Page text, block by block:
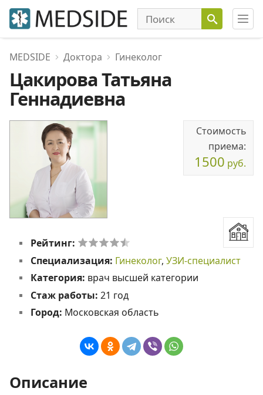
MEDSIDE Доктора Гинеколог
Цакирова Татьяна
Геннадиевна
Стоимость
приема:
1500 руб.
Рейтинг:
Специализация: Гинеколог, УЗИ-специалист
Категория: врач высшей категории
Стаж работы: 21 год
Город: Московская область
Описание